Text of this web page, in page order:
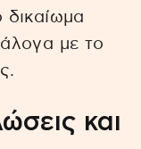
με το
και